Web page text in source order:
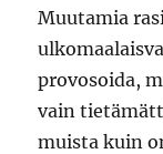
Muutamia
provosoida,
vain
muista kuin